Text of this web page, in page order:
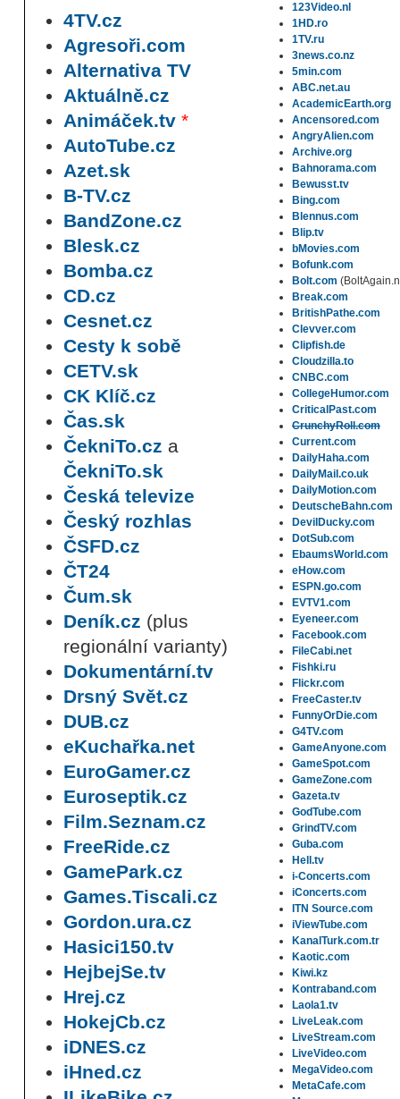
4TV.cz
Agresoři.com
Alternativa TV
Aktuálně.cz
Animáček.tv *
AutoTube.cz
Azet.sk
B-TV.cz
BandZone.cz
Blesk.cz
Bomba.cz
CD.cz
Cesnet.cz
Cesty k sobě
CETV.sk
CK Klíč.cz
Čas.sk
ČekniTo.cz a
ČekniTo.sk
Česká televize
Český rozhlas
ČSFD.cz
ČT24
Čum.sk
Deník.cz (plus
regionální varianty)
Dokumentární.tv
Drsný Svět.cz
DUB.cz
eKuchařka.net
EuroGamer.cz
Euroseptik.cz
Film.Seznam.cz
FreeRide.cz
GamePark.cz
Games.Tiscali.cz
Gordon.ura.cz
Hasici150.tv
HejbejSe.tv
Hrej.cz
HokejCb.cz
iDNES.cz
iHned.cz
123Video.nl
1HD.ro
1TV.ru
3news.co.nz
5min.com
ABC.net.au
AcademicEarth.org
Ancensored.com
AngryAlien.com
Archive.org
Bahnorama.com
Bewusst.tv
Bing.com
Blennus.com
Blip.tv
bMovies.com
Bofunk.com
Bolt.com
Break.com
BritishPathe.com
Clevver.com
Clipfish.de
Cloudzilla.to
CNBC.com
CollegeHumor.com
CriticalPast.com
CrunchyRoll.com
Current.com
DailyHaha.com
DailyMail.co.uk
DailyMotion.com
DeutscheBahn.com
DevilDucky.com
DotSub.com
EbaumsWorld.com
eHow.com
ESPN.go.com
EVTV1.com
Eyeneer.com
Facebook.com
FileCabi.net
Fishki.ru
Flickr.com
FreeCaster.tv
FunnyOrDie.com
G4TV.com
GameAnyone.com
GameSpot.com
GameZone.com
Gazeta.tv
GodTube.com
GrindTV.com
Guba.com
Hell.tv
i-Concerts.com
iConcerts.com
ITN Source.com
iViewTube.com
KanalTurk.com.tr
Kaotic.com
Kiwi.kz
Kontraband.com
Laola1.tv
LiveLeak.com
LiveStream.com
LiveVideo.com
MegaVideo.com
MetaCafe.com